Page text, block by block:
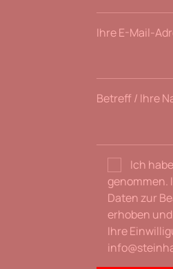
Ihre E-Mail-
Betreff / Ihre
Ich
genommen.
Daten zur
erhoben
Ihre